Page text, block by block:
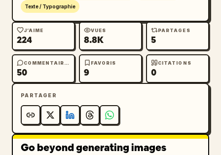
Texte / Typographie
J’AIME
224
VUES
8.8K
PARTAGES
5
COMMENTAIRES
50
FAVORIS
9
CITATIONS
0
PARTAGER
Go beyond generating images